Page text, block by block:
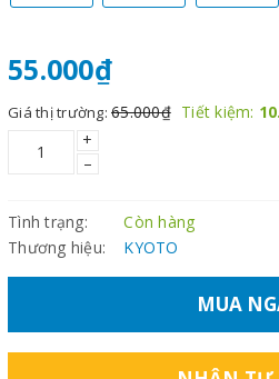
55.000₫
Giá thị trường: 65.000₫ Tiết kiệm:
+
–
Tình trạng:
Còn hàng
Thương hiệu:
KYOTO
MUA